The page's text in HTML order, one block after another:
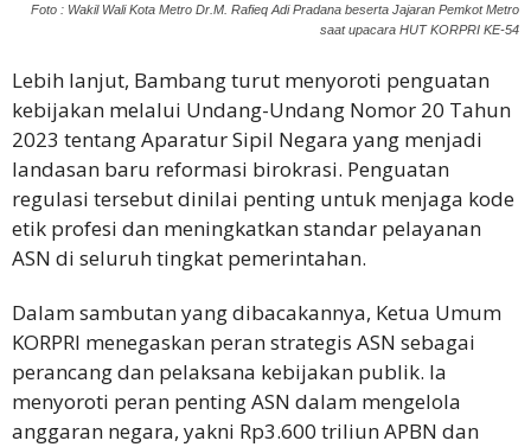
Foto : Wakil Wali Kota Metro Dr.M. Rafieq Adi Pradana beserta Jajaran Pemkot Metro
saat upacara HUT KORPRI KE-54
Lebih lanjut, Bambang turut menyoroti penguatan
kebijakan melalui Undang-Undang Nomor 20 Tahun
2023 tentang Aparatur Sipil Negara yang menjadi
landasan baru reformasi birokrasi. Penguatan
regulasi tersebut dinilai penting untuk menjaga kode
etik profesi dan meningkatkan standar pelayanan
ASN di seluruh tingkat pemerintahan.
Dalam sambutan yang dibacakannya, Ketua Umum
KORPRI menegaskan peran strategis ASN sebagai
perancang dan pelaksana kebijakan publik. Ia
menyoroti peran penting ASN dalam mengelola
anggaran negara, yakni Rp3.600 triliun APBN dan